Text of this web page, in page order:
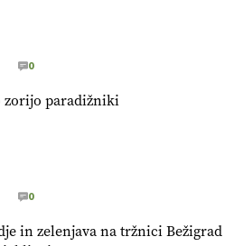
qmMX2yevum @EUAgri #IMCAP
@EUAgri #IMCAP #CAP
rastlin je ključno za
0
zorijo paradižniki
0
in zelenjava na tržnici Bežigrad